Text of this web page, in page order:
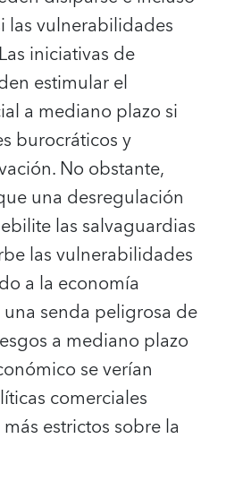
las vulnerabilidades
iniciativas de
estimular el
a mediano plazo si
burocráticos y
No obstante,
una desregulación
las salvaguardias
las vulnerabilidades
a la economía
senda peligrosa de
a mediano plazo
se verían
comerciales
estrictos sobre la